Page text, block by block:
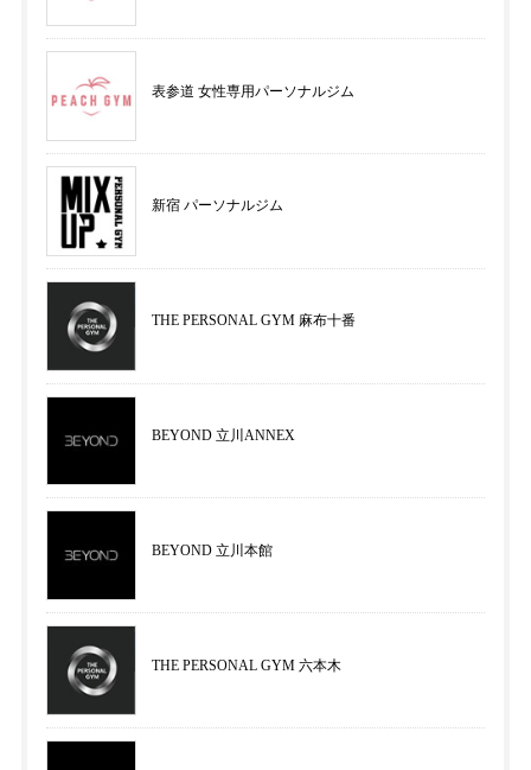
表参道 女性専用パーソナルジム
新宿 パーソナルジム
THE PERSONAL GYM 麻布十番
BEYOND 立川ANNEX
BEYOND 立川本館
THE PERSONAL GYM 六本木